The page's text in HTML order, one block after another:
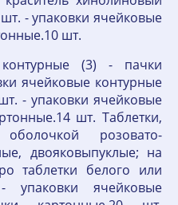
- упаковки ячейковые
шт.
(3) - пачки
ячейковые контурные
- упаковки ячейковые
шт. Таблетки,
розовато-
двояковыпуклые; на
таблетки белого или
упаковки ячейковые